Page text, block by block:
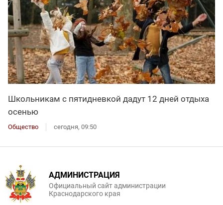
Школьникам с пятидневкой дадут 12 дней отдыха
осенью
Общество сегодня, 09:50
АДМИНИСТРАЦИЯ
Официальный сайт администрации
Краснодарского края